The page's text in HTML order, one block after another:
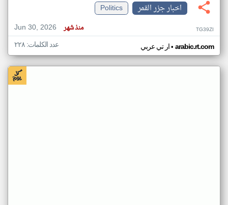
اخبار جزر القمر
Politics
Jun 30, 2026
منذ شهر TG39ZI
ار تي عربي• arabic.rt.com عدد الكلمات: ٢٢٨